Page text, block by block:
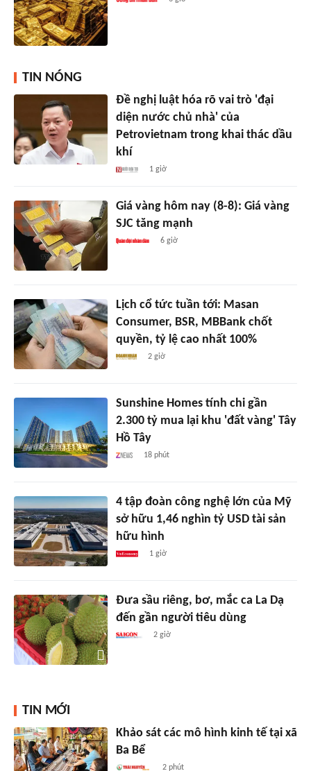
TIN NÓNG
Đề nghị luật hóa rõ vai trò 'đại
diện nước chủ nhà' của
Petrovietnam trong khai thác dầu
khí
1 giờ
Giá vàng hôm nay (8-8): Giá vàng
SJC tăng mạnh
6 giờ
Lịch cổ tức tuần tới: Masan
Consumer, BSR, MBBank chốt
quyền, tỷ lệ cao nhất 100%
2 giờ
Sunshine Homes tính chi gần
2.300 tỷ mua lại khu 'đất vàng' Tây
Hồ Tây
18 phút
4 tập đoàn công nghệ lớn của Mỹ
sở hữu 1,46 nghìn tỷ USD tài sản
hữu hình
1 giờ
Đưa sầu riêng, bơ, mắc ca La Dạ
đến gần người tiêu dùng
2 giờ
TIN MỚI
Khảo sát các mô hình kinh tế tại xã
Ba Bể
2 phút